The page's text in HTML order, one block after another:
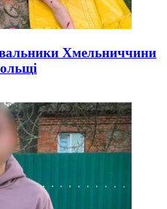
Хмельниччини